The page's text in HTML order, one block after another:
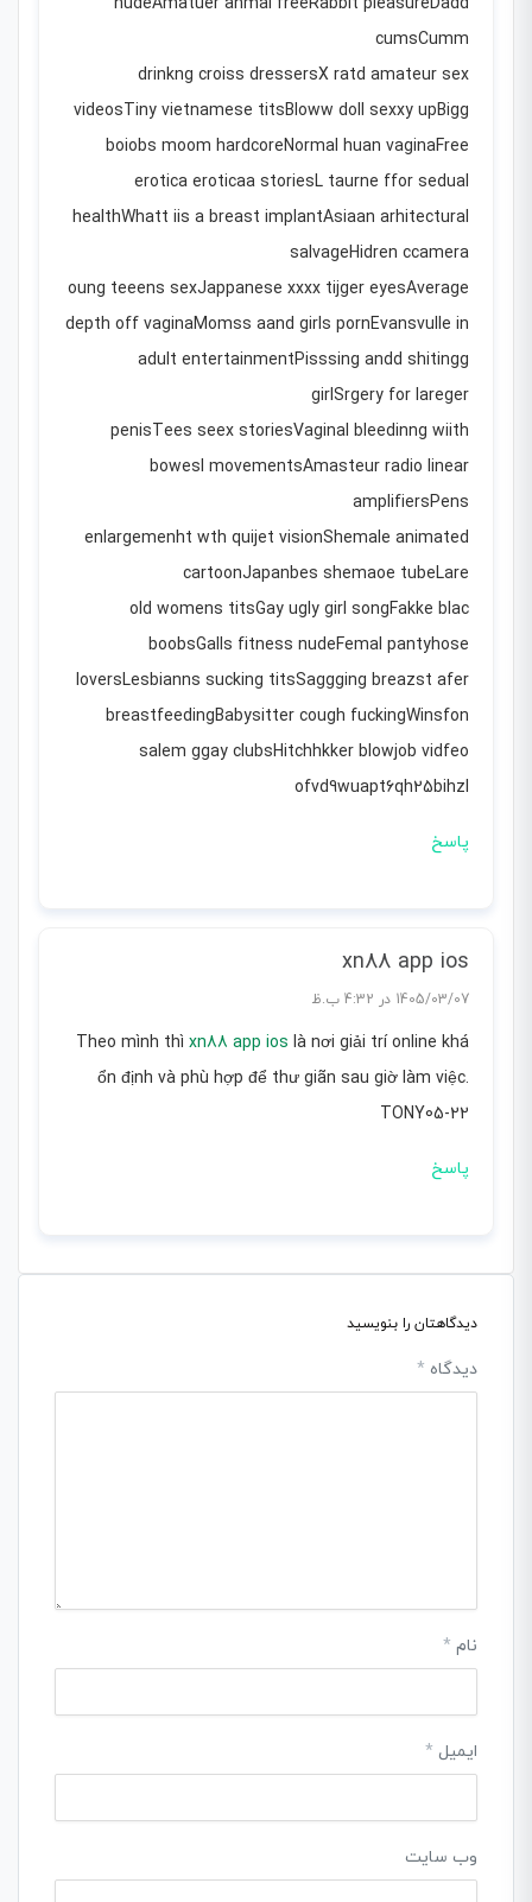
cumsCumm
drinkng croiss dressersX ratd amateur sex
videosTiny vietnamese titsBloww doll sexxy upBigg
boiobs moom hardcoreNormal huan vaginaFree
erotica eroticaa storiesL taurne ffor sedual
healthWhatt iis a breast implantAsiaan arhitectural
salvageHidren ccamera
oung teeens sexJappanese xxxx tijger eyesAverage
depth off vaginaMomss aand girls pornEvansvulle in
adult entertainmentPisssing andd shitingg
girlSrgery for lareger
penisTees seex storiesVaginal bleedinng wiith
bowesl movementsAmasteur radio linear
amplifiersPens
enlargemenht wth quijet visionShemale animated
cartoonJapanbes shemaoe tubeLare
old womens titsGay ugly girl songFakke blac
boobsGalls fitness nudeFemal pantyhose
loversLesbianns sucking titsSaggging breazst afer
breastfeedingBabysitter cough fuckingWinsfon
salem ggay clubsHitchhkker blowjob vidfeo
ofvd9wuapt6qh25bihzl
پاسخ
xn88 app ios
1405/03/07 در 4:32 ب.ظ
Theo mình thì xn88 app ios là nơi giải trí online khá
ổn định và phù hợp để thư giãn sau giờ làm việc.
TONY05-22
پاسخ
دیدگاهتان را بنویسید
دیدگاه *
نام *
ایمیل *
وب‌ سایت